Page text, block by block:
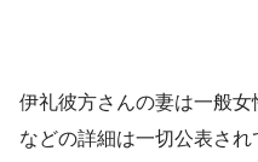
伊礼彼方さんの妻は一般
などの詳細は一切公表さ